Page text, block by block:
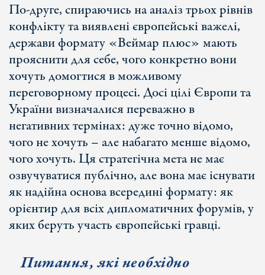
По-друге, спираючись на аналіз трьох рівнів
конфлікту та виявлені європейські важелі,
держави формату «Веймар плюс» мають
прояснити для себе, чого конкретно вони
хочуть домогтися в можливому
переговорному процесі. Досі цілі Європи та
України визначалися переважно в
негативних термінах: дуже точно відомо,
чого не хочуть – але набагато менше відомо,
чого хочуть. Ця стратегічна мета не має
озвучуватися публічно, але вона має існувати
як надійна основа всередині формату: як
орієнтир для всіх дипломатичних форумів, у
яких беруть участь європейські гравці.
Питання, які необхідно